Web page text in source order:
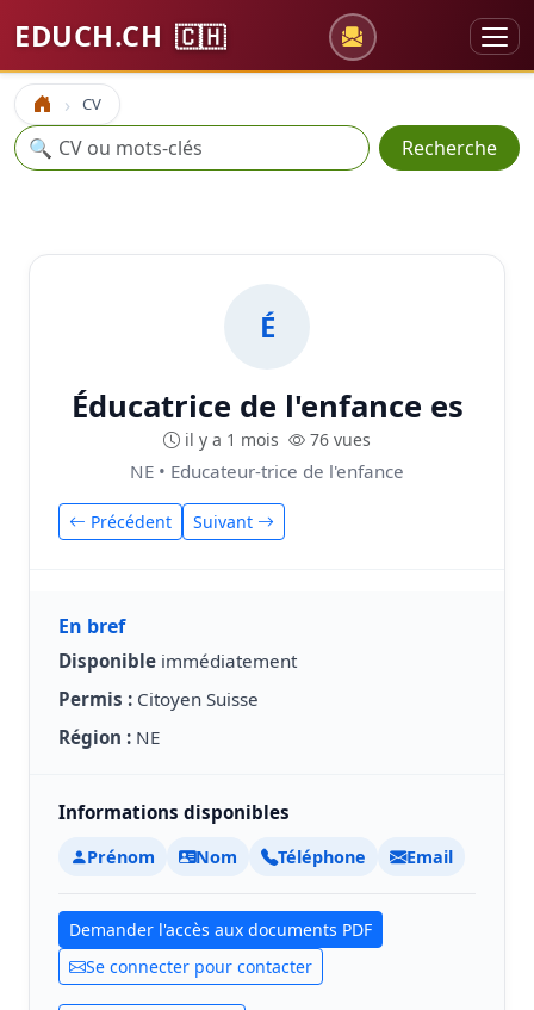
EDUCH.CH 🇨🇭
Accueil CV
Recherche
🔍 Recherche
É
Éducatrice de l'enfance es
il y a 1 mois 76 vues
NE • Educateur-trice de l'enfance
Précédent Suivant
En bref
Disponible immédiatement
Permis : Citoyen Suisse
Région : NE
Informations disponibles
Prénom Nom Téléphone Email
Demander l'accès aux documents PDF
Se connecter pour contacter